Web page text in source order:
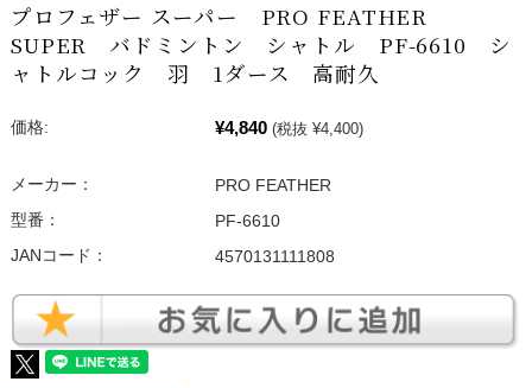
プロフェザー スーパー PRO FEATHER
SUPER バドミントン シャトル PF-6610 シ
ャトルコック 羽 1ダース 高耐久
価格: ¥4,840 (税抜 ¥4,400)
メーカー：
PRO FEATHER
型番：
PF-6610
JANコード：
4570131111808